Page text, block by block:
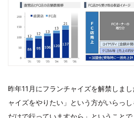
昨年11月にフランチャイズを解禁しま
ャイズをやりたい」という方がいらっ
だけで行っていますから」ということ